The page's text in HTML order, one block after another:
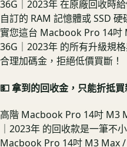
36G｜2023年 在原廠回收時
自訂的 RAM 記憶體或 SSD
實您這台 Macbook Pro 14吋
36G｜2023年 的所有升級規
合理加碼金，拒絕低價買斷！
💵 拿到的回收金，只能折抵買
高階 Macbook Pro 14吋 M3
｜2023年 的回收款是一筆不
Macbook Pro 14吋 M3 Max /